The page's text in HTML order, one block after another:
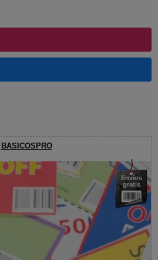
BASICOSPRO
Envíos
gratis